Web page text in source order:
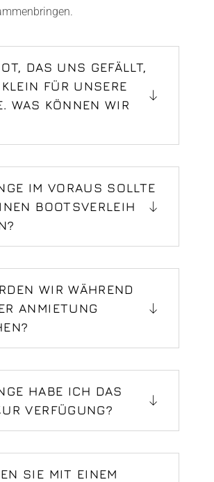
DAS UNS GEFÄLLT,
FÜR UNSERE
WAS KÖNNEN WIR
IM VORAUS SOLLTE
BOOTSVERLEIH
WIR WÄHREND
ANMIETUNG
HABE ICH DAS
VERFÜGUNG?
SIE MIT EINEM